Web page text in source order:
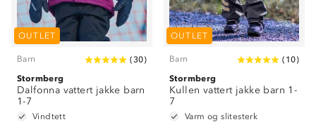
OUTLET
Barn (30)
Stormberg
Dalfonna vattert jakke barn
1-7
Vindtett
OUTLET
Barn ( 10)
Stormberg
Kullen vattert jakke barn 1-
7
Varm og slitesterk